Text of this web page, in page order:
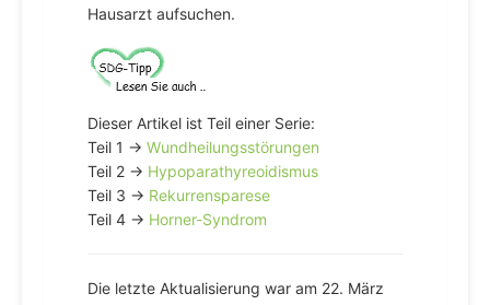
Hausarzt aufsuchen.
Dieser Artikel ist Teil einer Serie:
Teil 1 → Wundheilungsstörungen
Teil 2 → Hypoparathyreoidismus
Teil 3 → Rekurrensparese
Teil 4 → Horner-Syndrom
Die letzte Aktualisierung war am 22. März